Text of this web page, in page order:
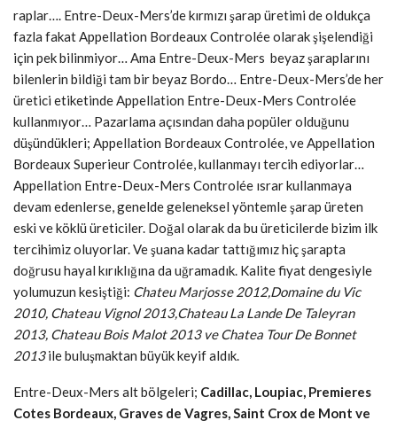
raplar…. Entre-Deux-Mers’de kırmızı şarap üretimi de oldukça
fazla fakat Appellation Bordeaux Controlée olarak şişelendiği
için pek bilinmiyor… Ama Entre-Deux-Mers beyaz şaraplarını
bilenlerin bildiği tam bir beyaz Bordo… Entre-Deux-Mers’de her
üretici etiketinde Appellation Entre-Deux-Mers Controlée
kullanmıyor… Pazarlama açısından daha popüler olduğunu
düşündükleri; Appellation Bordeaux Controlée, ve Appellation
Bordeaux Superieur Controlée, kullanmayı tercih ediyorlar…
Appellation Entre-Deux-Mers Controlée ısrar kullanmaya
devam edenlerse, genelde geleneksel yöntemle şarap üreten
eski ve köklü üreticiler. Doğal olarak da bu üreticilerde bizim ilk
tercihimiz oluyorlar. Ve şuana kadar tattığımız hiç şarapta
doğrusu hayal kırıklığına da uğramadık. Kalite fiyat dengesiyle
yolumuzun kesiştiği: Chateu Marjosse 2012,Domaine du Vic
2010, Chateau Vignol 2013,Chateau La Lande De Taleyran
2013, Chateau Bois Malot 2013 ve Chatea Tour De Bonnet
2013ile buluşmaktan büyük keyif aldık.
Entre-Deux-Mers alt bölgeleri; Cadillac, Loupiac, Premieres
Cotes Bordeaux, Graves de Vagres, Saint Crox de Mont ve